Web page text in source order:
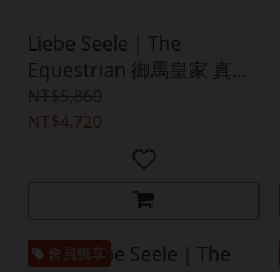
Liebe Seele｜The
Equestrian 御馬皇家 真皮
NT$4,720
會員獨享